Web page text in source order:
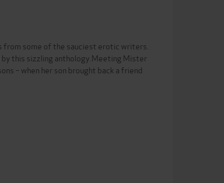
some of the sauciest erotic writers.
this sizzling anthology.Meeting Mister
– when her son brought back a friend